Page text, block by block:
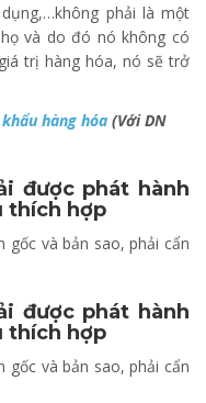
phải là một
và do đó nó không có
trị hàng hóa, nó sẽ trở
hàng hóa (Với DN
được phát hành
thích hợp
gốc và bản sao, phải cẩn
được phát hành
thích hợp
gốc và bản sao, phải cẩn